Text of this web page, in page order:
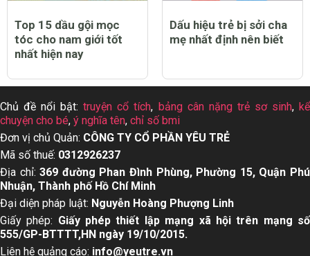
Top 15 dầu gội mọc
tóc cho nam giới tốt
nhất hiện nay
Dấu hiệu trẻ bị sởi cha
mẹ nhất định nên biết
Chủ đề nổi bật:truyện cổ tích, bảng cân nặng trẻ sơ sinh, kể
chuyện cho bé, ý nghĩa tên, chỉ số bmi
Đơn vị chủ Quản: CÔNG TY CỔ PHẦN YÊU TRẺ
Mã số thuế: 0312926237
Địa chỉ:369 đường Phan Đình Phùng, Phường 15, Quận Phú
Nhuận, Thành phố Hồ Chí Minh
Đại diện pháp luật: Nguyễn Hoàng Phượng Linh
Giấy phép: Giấy phép thiết lập mạng xã hội trên mạng số
555/GP-BTTTT,HN ngày 19/10/2015.
Liên hệ quảng cáo: info@yeutre.vn